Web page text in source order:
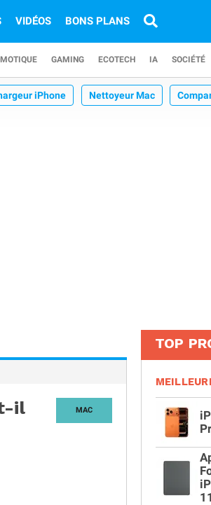
VIDÉOS BONS PLANS
GAMING ECOTECH IA SOCIÉTÉ
iPhone Nettoyeur Mac
MAC
il
TOP